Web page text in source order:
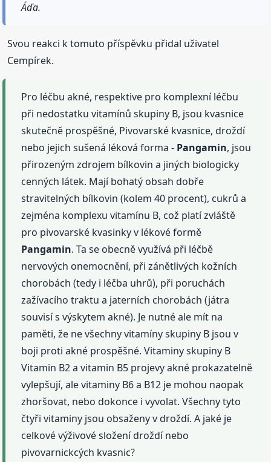
Áďa.
Svou reakci k tomuto příspěvku přidal uživatel
Cempírek.
Pro léčbu akné, respektive pro komplexní léčbu
při nedostatku vitamínů skupiny B, jsou kvasnice
skutečně prospěšné, Pivovarské kvasnice, droždí
nebo jejich sušená léková forma - Pangamin, jsou
přirozeným zdrojem bílkovin a jiných biologicky
cenných látek. Mají bohatý obsah dobře
stravitelných bílkovin (kolem 40 procent), cukrů a
zejména komplexu vitamínu B, což platí zvláště
pro pivovarské kvasinky v lékové formě
Pangamin. Ta se obecně využívá při léčbě
nervových onemocnění, při zánětlivých kožních
chorobách (tedy i léčba uhrů), při poruchách
zažívacího traktu a jaterních chorobách (játra
souvisí s výskytem akné). Je nutné ale mít na
paměti, že ne všechny vitamíny skupiny B jsou v
boji proti akné prospěšné. Vitaminy skupiny B
Vitamin B2 a vitamin B5 projevy akné prokazatelně
vylepšují, ale vitaminy B6 a B12 je mohou naopak
zhoršovat, nebo dokonce i vyvolat. Všechny tyto
čtyři vitaminy jsou obsaženy v droždí. A jaké je
celkové výživové složení droždí nebo
pivovarnickcých kvasnic?